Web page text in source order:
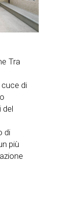
Tra
di
del
di
più